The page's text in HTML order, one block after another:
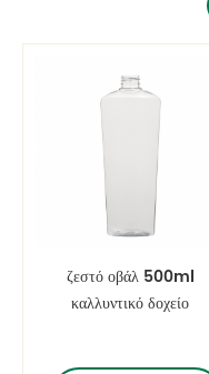
ζεστό οβάλ 500ml
καλλυντικό δοχείο